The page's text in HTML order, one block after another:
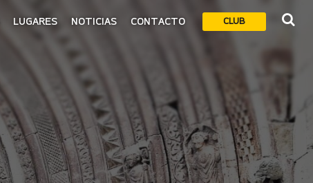
CLUB
LUGARES NOTICIAS CONTACTO